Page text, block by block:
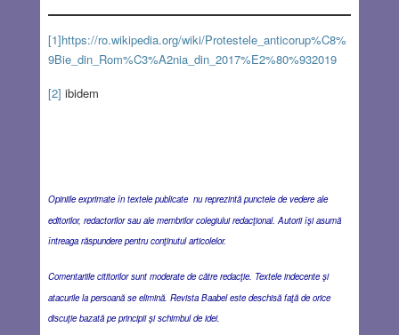
[1]https://ro.wikipedia.org/wiki/Protestele_anticorup%C8%
9Bie_din_Rom%C3%A2nia_din_2017%E2%80%932019
[2] ibidem
Opiniile exprimate în textele publicate nu reprezintă punctele de vedere ale
editorilor, redactorilor sau ale membrilor colegiului redacţional. Autorii îşi asumă
întreaga răspundere pentru conţinutul articolelor.
Comentariile cititorilor sunt moderate de către redacţie. Textele indecente şi
atacurile la persoană se elimină. Revista Baabel este deschisă faţă de orice
discuţie bazată pe principii şi schimbul de idei.